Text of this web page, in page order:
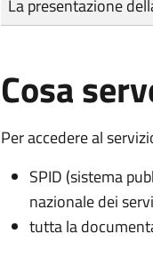
La presentazione
Cosa
Per accedere al
SPID (sistema
nazionale dei
tutta la